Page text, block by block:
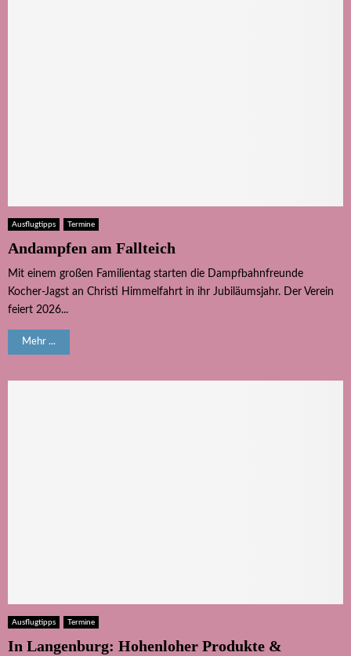
Ausflugtipps Termine
Andampfen am Fallteich
Mit einem großen Familientag starten die Dampfbahnfreunde
Kocher-Jagst an Christi Himmelfahrt in ihr Jubiläumsjahr. Der Verein
feiert 2026...
Mehr ...
Ausflugtipps Termine
In Langenburg: Hohenloher Produkte &